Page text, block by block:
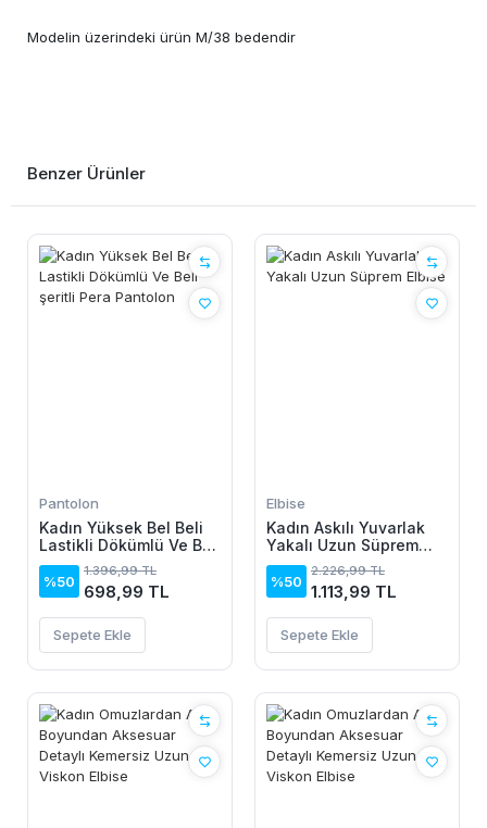
Modelin üzerindeki ürün M/38 bedendir
Benzer Ürünler
Pantolon
Kadın Yüksek Bel Beli
Lastikli Dökümlü Ve Beli
şeritli Pera Pantolon
%50
1.396,99 TL
698,99 TL
Sepete Ekle
Elbise
Kadın Askılı Yuvarlak
Yakalı Uzun Süprem
Elbise
%50
2.226,99 TL
1.113,99 TL
Sepete Ekle